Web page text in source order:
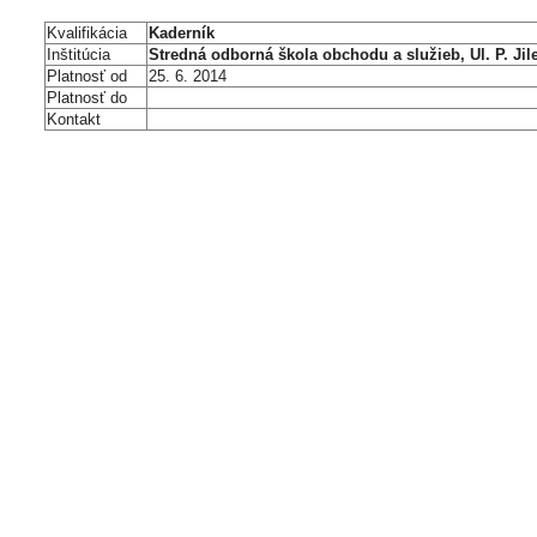
Kvalifikácia
Kaderník
Inštitúcia
Stredná odborná škola obchodu a služieb, Ul. P.
Platnosť od
25. 6. 2014
Platnosť do
Kontakt